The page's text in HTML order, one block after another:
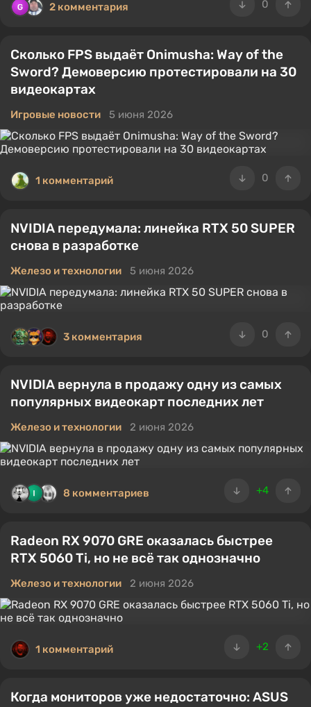
0
2 комментария
Сколько FPS выдаёт Onimusha: Way of the
Sword? Демоверсию протестировали на 30
видеокартах
Игровые новости 5 июня 2026
0
1 комментарий
NVIDIA передумала: линейка RTX 50 SUPER
снова в разработке
Железо и технологии 5 июня 2026
0
3 комментария
NVIDIA вернула в продажу одну из самых
популярных видеокарт последних лет
Железо и технологии 2 июня 2026
+4
8 комментариев
Radeon RX 9070 GRE оказалась быстрее
RTX 5060 Ti, но не всё так однозначно
Железо и технологии 2 июня 2026
+2
1 комментарий
Когда мониторов уже недостаточно: ASUS